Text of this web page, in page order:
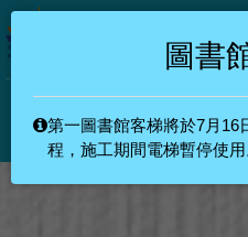
教職員 學生 校
圖書
第一圖書館客梯將於7月16
程，施工期間電梯暫停使用